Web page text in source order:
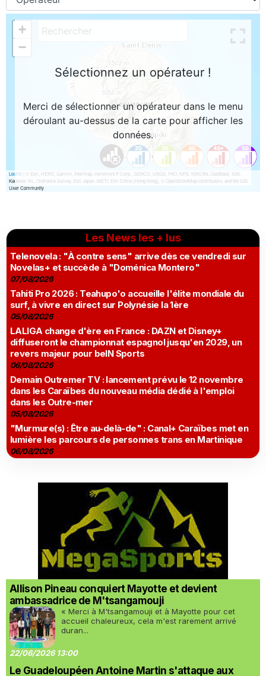
Les News les + lus
Telenovela : "À contre sens" arrive dès ce vendredi sur
Novelas+ et succède à "Doménica Montero"
07/08/2026
Tahiti Pro 2026 : Teahupo'o accueille l'élite mondiale du
surf, à vivre en direct sur Polynésie la 1ère
05/08/2026
LALIGA change d'ère en France : DAZN et Disney+
diffuseront le championnat espagnol jusqu'en 2029, un
revers majeur pour beIN Sports
06/08/2026
Demain Outremer TV : lancement prévu le 12 novembre
dans les Caraïbes du nouveau média dédié à l'emploi
dans les Outre-mer
05/08/2026
"Murmure(s) : Être au-delà-de" : Canal+ Caraïbes met en
lumière les parcours de personnes trans en Martinique
06/08/2026
Allison Pineau conquiert Mayotte et devient
ambassadrice de M'tsangamouji
« Merci à M'tsangamouji et à Mayotte pour cet
accueil chaleureux, cela m'est rarement arrivé
duran...
22/06/2026 13:00
Le Guadeloupéen Antoine Martin s'attaque aux